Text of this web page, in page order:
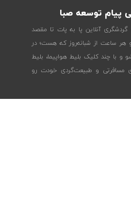
پیام توسعه صبا
آنلاین پا به پات تا مقصد
ساعت از شبانه‌روز که هست؛ در
با چند کلیک بلیط هواپیما، بلیط
مسافرتی و طبیعت‌گردی خودت رو